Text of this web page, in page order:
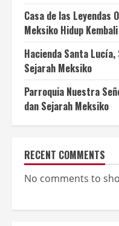
Casa de las Leyendas
Meksiko Hidup Kembali
Hacienda Santa
Sejarah Meksiko
Parroquia Nuestra
dan Sejarah Meksiko
RECENT COMMENTS
No comments to